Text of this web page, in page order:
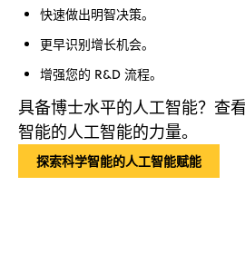
快速做出明智决策。
更早识别增长机会。
增强您的 R&D 流程。
具备博士水平的人工智能？查
智能的人工智能的力量。
探索科学智能的人工智能赋能